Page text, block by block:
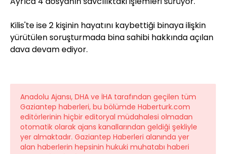
Kilis'te ise 2 kişinin hayatını kaybettiği binaya ilişkin
yürütülen soruşturmada bina sahibi hakkında açılan
dava devam ediyor.
Anadolu Ajansı, DHA ve İHA tarafından geçilen tüm
Gaziantep haberleri, bu bölümde Haberturk.com
editörlerinin hiçbir editoryal müdahalesi olmadan
otomatik olarak ajans kanallarından geldiği şekliyle
yer almaktadır. Gaziantep Haberleri alanında yer
alan haberlerin hepsinin hukuki muhatabı haberi